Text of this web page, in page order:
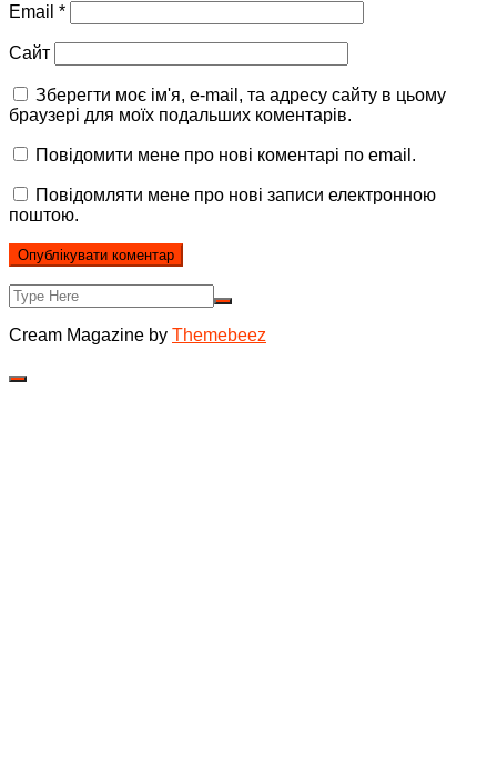
Email *
Сайт
Зберегти моє ім'я, e-mail, та адресу сайту в цьому
браузері для моїх подальших коментарів.
Повідомити мене про нові коментарі по email.
Повідомляти мене про нові записи електронною
поштою.
Cream Magazine by Themebeez